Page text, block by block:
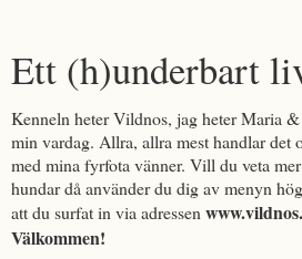
Ett (h)underbart
Kenneln heter Vildnos, jag heter Maria
min vardag. Allra, allra mest handlar det
med mina fyrfota vänner. Vill du veta
hundar då använder du dig av menyn
att du surfat in via adressen
Välkommen!